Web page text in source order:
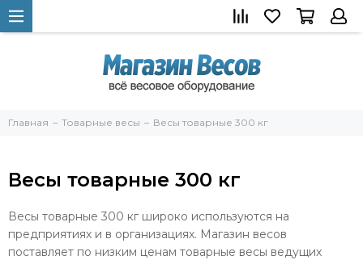
Главная Товарные весы Весы товарные 300 кг
Весы товарные 300 кг
Весы товарные 300 кг широко используются на
предприятиях и в организациях. Магазин весов
поставляет по низким ценам товарные весы ведущих